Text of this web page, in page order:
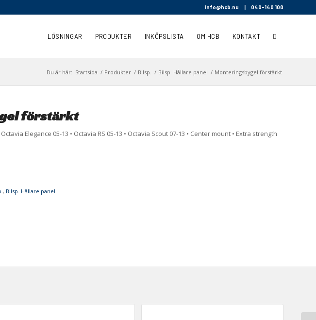
info@hcb.nu | 040-140 100
LÖSNINGAR PRODUKTER INKÖPSLISTA OM HCB KONTAKT
Du är här: Startsida / Produkter / Bilsp. / Bilsp. Hållare panel / Monteringsbygel förstärkt
förstärkt
Elegance 05-13 • Octavia RS 05-13 • Octavia Scout 07-13 • Center mount • Extra strength
, Bilsp. Hållare panel